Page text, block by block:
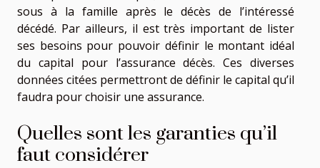
sous à la famille après le décès de l’intéressé
décédé. Par ailleurs, il est très important de lister
ses besoins pour pouvoir définir le montant idéal
du capital pour l’assurance décès. Ces diverses
données citées permettront de définir le capital qu’il
faudra pour choisir une assurance.
Quelles sont les garanties qu’il
faut considérer